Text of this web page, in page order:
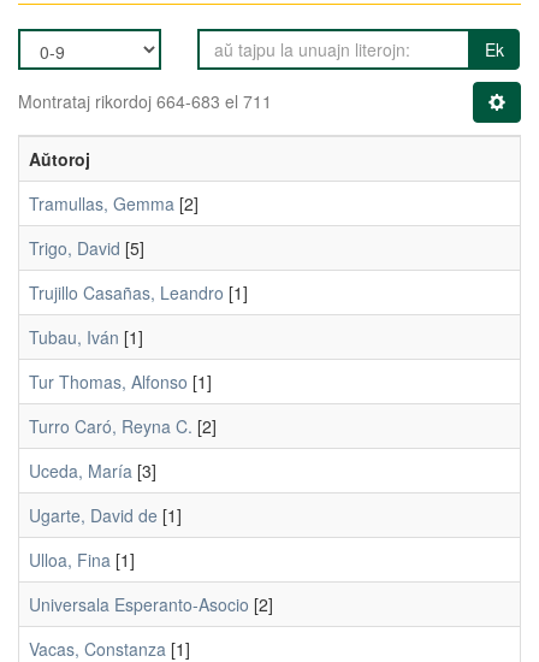
Ek
Montrataj rikordoj 664-683 el 711
Aŭtoroj
Tramullas, Gemma [2]
Trigo, David [5]
Trujillo Casañas, Leandro [1]
Tubau, Iván [1]
Tur Thomas, Alfonso [1]
Turro Caró, Reyna C. [2]
Uceda, María [3]
Ugarte, David de [1]
Ulloa, Fina [1]
Universala Esperanto-Asocio [2]
Vacas, Constanza [1]